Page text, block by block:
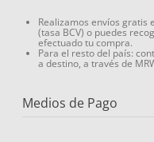
Realizamos envíos gratis
(tasa BCV) o puedes
efectuado tu compra.
Para el resto del país:
a destino, a través de
Medios de Pago